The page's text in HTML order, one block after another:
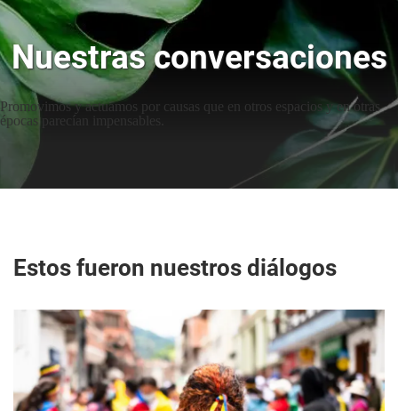
Promovimos y actuamos por causas que en otros espacios y en otras
épocas parecían impensables.
Nuestras conversaciones
Estos fueron nuestros diálogos